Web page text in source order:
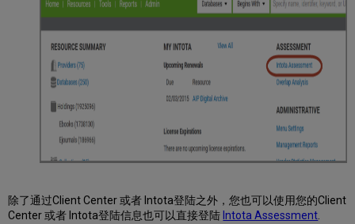
除了通过Client Center 或者 Intota登陆之外，您也可以使用您的Client
Center 或者 Intota登陆信息也可以直接登陆 Intota Assessment.